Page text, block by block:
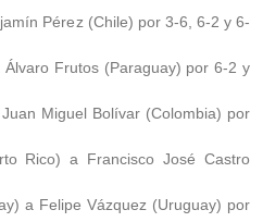
Pérez (Chile) por 3-6, 6-2 y 6-
Frutos (Paraguay) por 6-2 y
Miguel Bolívar (Colombia) por
Rico) a Francisco José Castro
a Felipe Vázquez (Uruguay) por